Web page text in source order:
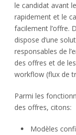
le candidat avant
rapidement et le
facilement l’offre.
dispose d’une
responsables de
des offres et de
workflow (flux de
Parmi les
des offres, citons:
Modèles